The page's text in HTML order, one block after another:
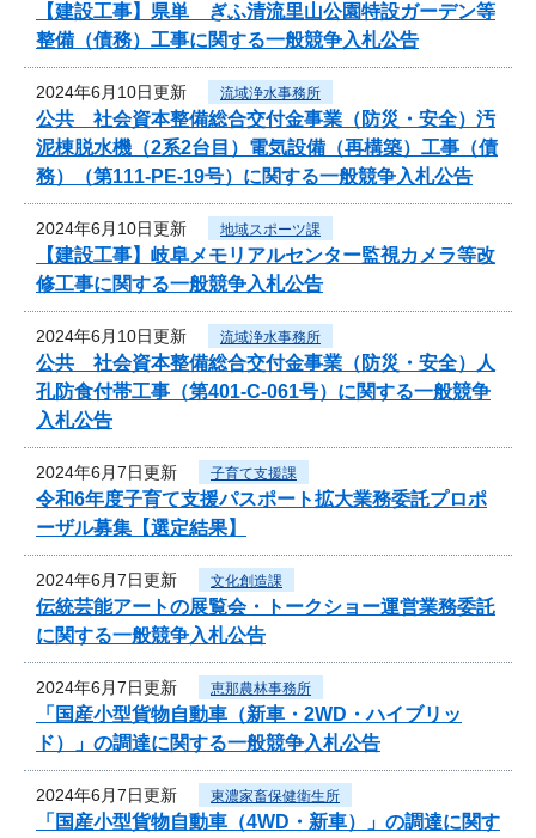
【建設工事】県単 ぎふ清流里山公園特設ガーデン等
整備（債務）工事に関する一般競争入札公告
2024年6月10日更新 流域浄水事務所
公共 社会資本整備総合交付金事業（防災・安全）汚
泥棟脱水機（2系2台目）電気設備（再構築）工事（債
務）（第111-PE-19号）に関する一般競争入札公告
2024年6月10日更新 地域スポーツ課
【建設工事】岐阜メモリアルセンター監視カメラ等改
修工事に関する一般競争入札公告
2024年6月10日更新 流域浄水事務所
公共 社会資本整備総合交付金事業（防災・安全）人
孔防食付帯工事（第401-C-061号）に関する一般競争
入札公告
2024年6月7日更新 子育て支援課
令和6年度子育て支援パスポート拡大業務委託プロポ
ーザル募集【選定結果】
2024年6月7日更新 文化創造課
伝統芸能アートの展覧会・トークショー運営業務委託
に関する一般競争入札公告
2024年6月7日更新 恵那農林事務所
「国産小型貨物自動車（新車・2WD・ハイブリッ
ド）」の調達に関する一般競争入札公告
2024年6月7日更新 東濃家畜保健衛生所
「国産小型貨物自動車（4WD・新車）」の調達に関す